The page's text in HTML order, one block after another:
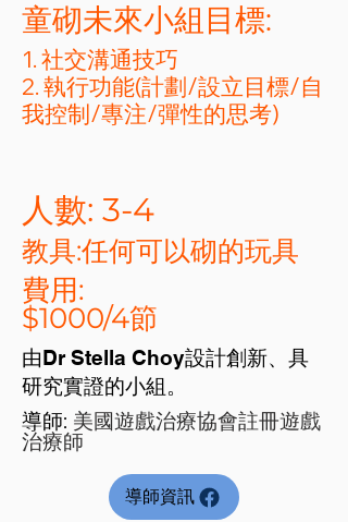
​童砌未來小組目標:
1. 社交溝通技巧
2. 執行功能(計劃/設立目標/自
我控制/專注/彈性的思考)
​人數: 3-4
​教具:任何可以砌的玩具
​費用:
$1000/4節
由Dr Stella Choy設計創新、具
研究實證的小組。
​導師: ​ 美國遊戲治療協會註冊遊戲
治療師
導師資訊